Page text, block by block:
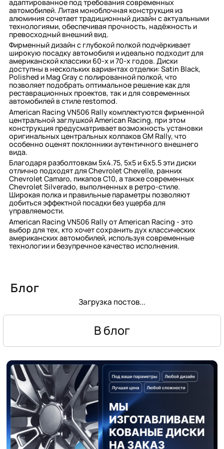
адаптированное под требования современных
автомобилей. Литая моноблочная конструкция из
алюминия сочетает традиционный дизайн с актуальными
технологиями, обеспечивая прочность, надёжность и
превосходный внешний вид.
Фирменный дизайн с глубокой полкой подчёркивает
широкую посадку автомобиля и идеально подходит для
американской классики 60-х и 70-х годов. Диски
доступны в нескольких вариантах отделки: Satin Black,
Polished и Mag Gray с полированной полкой, что
позволяет подобрать оптимальное решение как для
реставрационных проектов, так и для современных
автомобилей в стиле restomod.
American Racing VN506 Rally комплектуются фирменной
центральной заглушкой American Racing, при этом
конструкция предусматривает возможность установки
оригинальных центральных колпаков GM Rally, что
особенно оценят поклонники аутентичного внешнего
вида.
Благодаря разболтовкам 5x4.75, 5x5 и 6x5.5 эти диски
отлично подходят для Chevrolet Chevelle, ранних
Chevrolet Camaro, пикапов C10, а также современных
Chevrolet Silverado, выполненных в ретро-стиле.
Широкая полка и правильные параметры позволяют
добиться эффектной посадки без ущерба для
управляемости.
American Racing VN506 Rally отAmerican Racing - это
выбор для тех, кто хочет сохранить дух классических
американских автомобилей, используя современные
технологии и безупречное качество исполнения.
Блог
Загрузка постов...
В блог